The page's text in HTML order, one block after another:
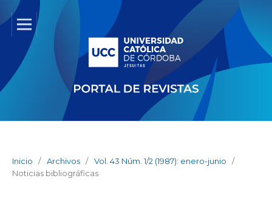
Inicio / Archivos / Vol. 43 Núm. 1/2 (1987): enero-junio
/
Noticias bibliográficas